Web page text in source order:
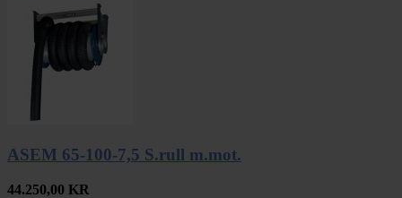
ASEM 65-100-7,5 S.rull m.mot.
44.250,00 KR